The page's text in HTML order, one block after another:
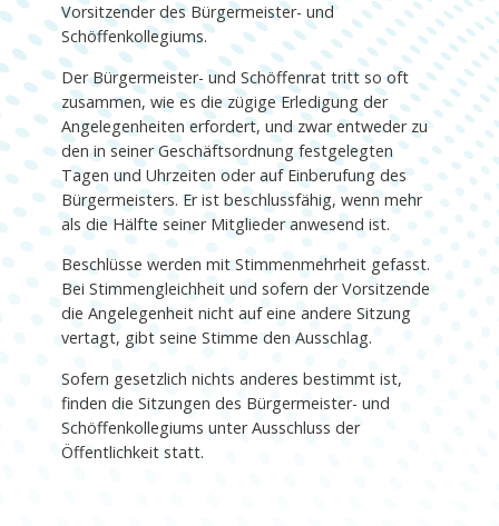
Vorsitzender des Bürgermeister- und
Schöffenkollegiums.
Der Bürgermeister- und Schöffenrat tritt so oft
zusammen, wie es die zügige Erledigung der
Angelegenheiten erfordert, und zwar entweder zu
den in seiner Geschäftsordnung festgelegten
Tagen und Uhrzeiten oder auf Einberufung des
Bürgermeisters. Er ist beschlussfähig, wenn mehr
als die Hälfte seiner Mitglieder anwesend ist.
Beschlüsse werden mit Stimmenmehrheit gefasst.
Bei Stimmengleichheit und sofern der Vorsitzende
die Angelegenheit nicht auf eine andere Sitzung
vertagt, gibt seine Stimme den Ausschlag.
Sofern gesetzlich nichts anderes bestimmt ist,
finden die Sitzungen des Bürgermeister- und
Schöffenkollegiums unter Ausschluss der
Öffentlichkeit statt.